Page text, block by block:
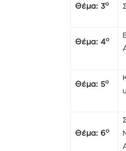
Θέμα: 3ο
Θέμα: 4ο
Θέμα: 5ο
Θέμα: 6ο